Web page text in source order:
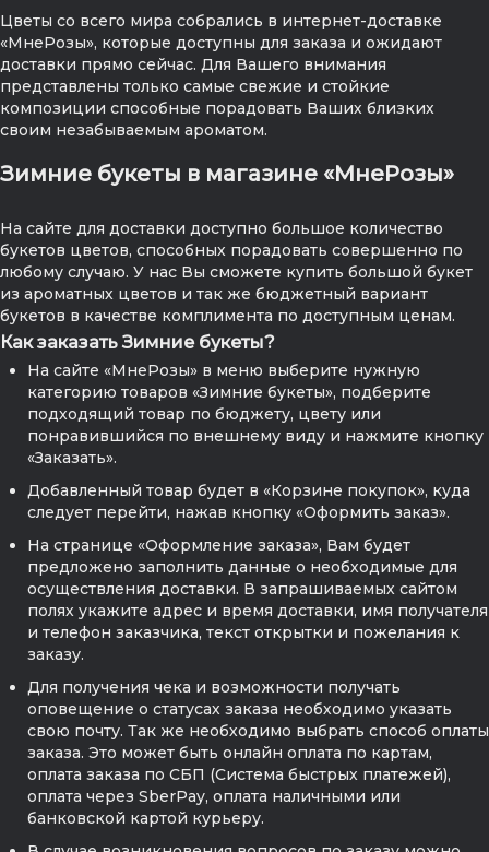
Цветы со всего мира собрались в интернет-доставке
«МнеРозы», которые доступны для заказа и ожидают
доставки прямо сейчас. Для Вашего внимания
представлены только самые свежие и стойкие
композиции способные порадовать Ваших близких
своим незабываемым ароматом.
Зимние букеты в магазине «МнеРозы»
На сайте для доставки доступно большое количество
букетов цветов, способных порадовать совершенно по
любому случаю. У нас Вы сможете купить большой букет
из ароматных цветов и так же бюджетный вариант
букетов в качестве комплимента по доступным ценам.
Как заказать Зимние букеты?
На сайте «МнеРозы» в меню выберите нужную
категорию товаров «Зимние букеты», подберите
подходящий товар по бюджету, цвету или
понравившийся по внешнему виду и нажмите кнопку
«Заказать».
Добавленный товар будет в «Корзине покупок», куда
следует перейти, нажав кнопку «Оформить заказ».
На странице «Оформление заказа», Вам будет
предложено заполнить данные о необходимые для
осуществления доставки. В запрашиваемых сайтом
полях укажите адрес и время доставки, имя получателя
и телефон заказчика, текст открытки и пожелания к
заказу.
Для получения чека и возможности получать
оповещение о статусах заказа необходимо указать
свою почту. Так же необходимо выбрать способ оплаты
заказа. Это может быть онлайн оплата по картам,
оплата заказа по СБП (Система быстрых платежей),
оплата через SberPay, оплата наличными или
банковской картой курьеру.